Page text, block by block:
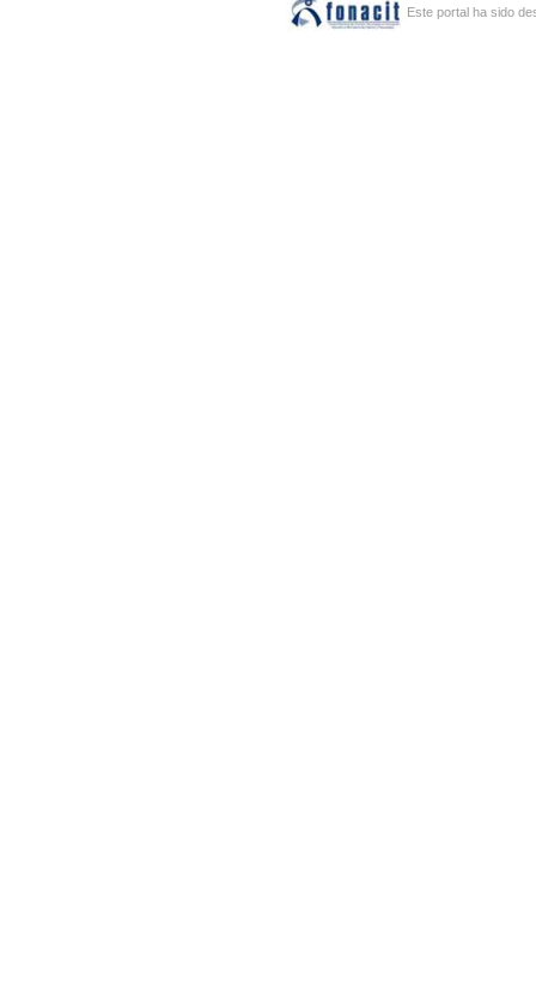
Este portal ha sido